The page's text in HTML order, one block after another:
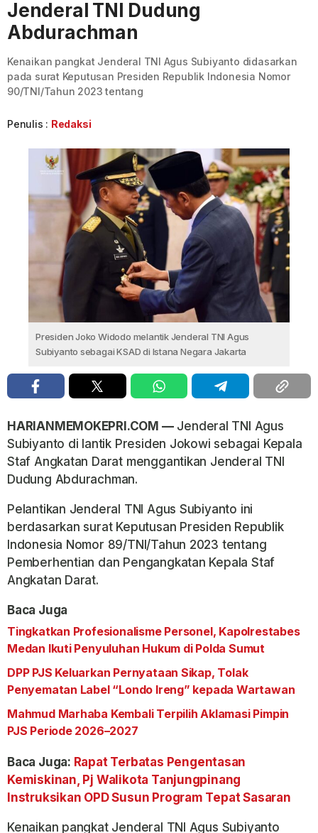
Jenderal TNI Dudung
Abdurachman
Kenaikan pangkat Jenderal TNI Agus Subiyanto didasarkan
pada surat Keputusan Presiden Republik Indonesia Nomor
90/TNI/Tahun 2023 tentang
Penulis : Redaksi
Presiden Joko Widodo melantik Jenderal TNI Agus
Subiyanto sebagai KSAD di Istana Negara Jakarta
HARIANMEMOKEPRI.COM —Jenderal TNI Agus
Subiyanto di lantik Presiden Jokowi sebagai Kepala
Staf Angkatan Darat menggantikan Jenderal TNI
Dudung Abdurachman.
Pelantikan Jenderal TNI Agus Subiyanto ini
berdasarkan surat Keputusan Presiden Republik
Indonesia Nomor 89/TNI/Tahun 2023 tentang
Pemberhentian dan Pengangkatan Kepala Staf
Angkatan Darat.
Baca Juga
Tingkatkan Profesionalisme Personel, Kapolrestabes
Medan Ikuti Penyuluhan Hukum di Polda Sumut
DPP PJS Keluarkan Pernyataan Sikap, Tolak
Penyematan Label “Londo Ireng” kepada Wartawan
Mahmud Marhaba Kembali Terpilih Aklamasi Pimpin
PJS Periode 2026–2027
Baca Juga: Rapat Terbatas Pengentasan
Kemiskinan, Pj Walikota Tanjungpinang
Instruksikan OPD Susun Program Tepat Sasaran
Kenaikan pangkat Jenderal TNI Agus Subiyanto